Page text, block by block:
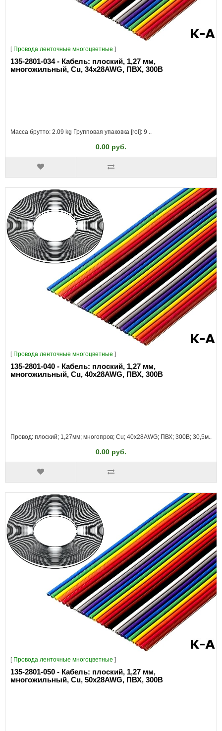
[ Провода ленточные многоцветные ]
135-2801-034 - Кабель: плоский, 1,27 мм,
многожильный, Cu, 34x28AWG, ПВХ, 300В
Масса брутто: 2.09 kg Групповая упаковка [rol]: 9 ..
0.00 руб.
[ Провода ленточные многоцветные ]
135-2801-040 - Кабель: плоский, 1,27 мм,
многожильный, Cu, 40x28AWG, ПВХ, 300В
Провод: плоский; 1,27мм; многопров; Cu; 40x28AWG; ПВХ; 300В; 30,5м..
0.00 руб.
[ Провода ленточные многоцветные ]
135-2801-050 - Кабель: плоский, 1,27 мм,
многожильный, Cu, 50x28AWG, ПВХ, 300В